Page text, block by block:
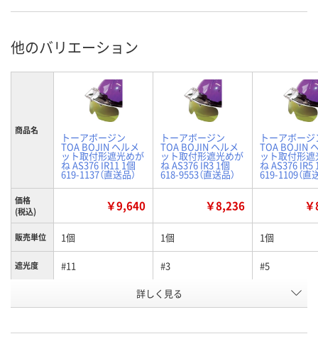
他のバリエーション
商品名
トーアボージン
TOA BOJIN ヘルメ
ット取付形遮光めが
ね AS376 IR11 1個
619-1137（直送品）
トーアボージン
TOA BOJIN ヘルメ
ット取付形遮光めが
ね AS376 IR3 1個
618-9553（直送品）
トーアボージ
TOA BOJIN
ット取付形
ね AS376 IR5
619-1109（直
価格
(税込)
￥9,640 ￥8,236
販売単位 1個 1個 1個
遮光度 #11 #3 #5
RX93114 RX93115
詳しく見る